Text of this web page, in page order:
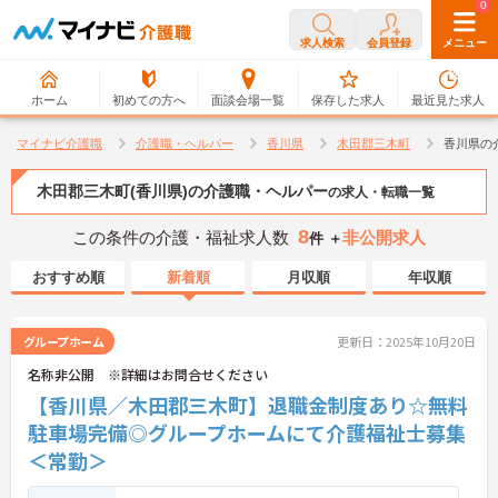
求人検索 会員登録 メニュー
ホーム 初めての方へ 面談会場一覧
0
保存した求人
0
最近見た求人
マイナビ介護職 介護職・ヘルパー 香川県 木田郡三木町 香川県の
木田郡三木町(香川県)の介護職・ヘルパーの求人・転職一覧
この条件の介護・福祉求人数 8件 ＋非公開求人
おすすめ順 新着順 月収順 年収順
グループホーム 更新日：2025年10月20日
名称非公開 ※詳細はお問合せください
【香川県／木田郡三木町】退職金制度あり☆無料
駐車場完備◎グループホームにて介護福祉士募集
＜常勤＞